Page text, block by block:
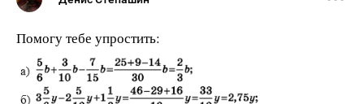
Помогу тебе упростить: